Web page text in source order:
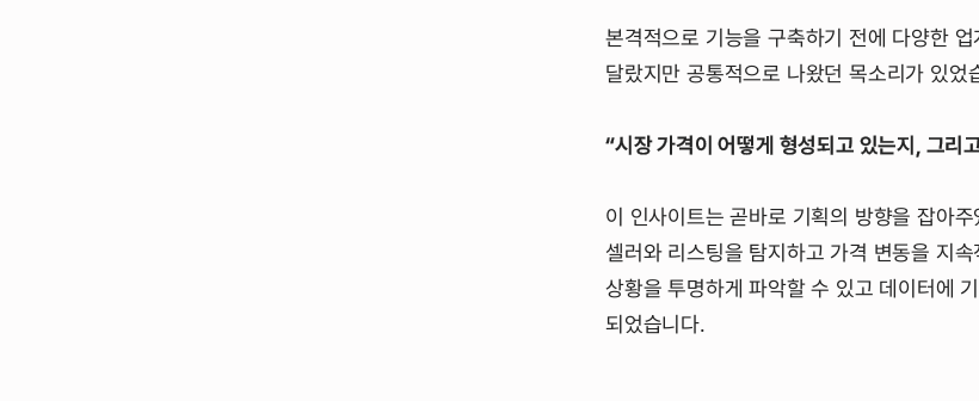
본격적으로 기능을 구축하기 전에 다양한
달랐지만 공통적으로 나왔던 목소리가 있었
“시장 가격이 어떻게 형성되고 있는지, 그리
이 인사이트는 곧바로 기획의 방향을 잡아
셀러와 리스팅을 탐지하고 가격 변동을 지
상황을 투명하게 파악할 수 있고 데이터에
되었습니다.